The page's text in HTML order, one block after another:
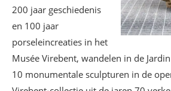
200 jaar geschiedenis
en 100 jaar
porseleincreaties in het
Musée Virebent, wandelen in de
10 monumentale sculpturen in de